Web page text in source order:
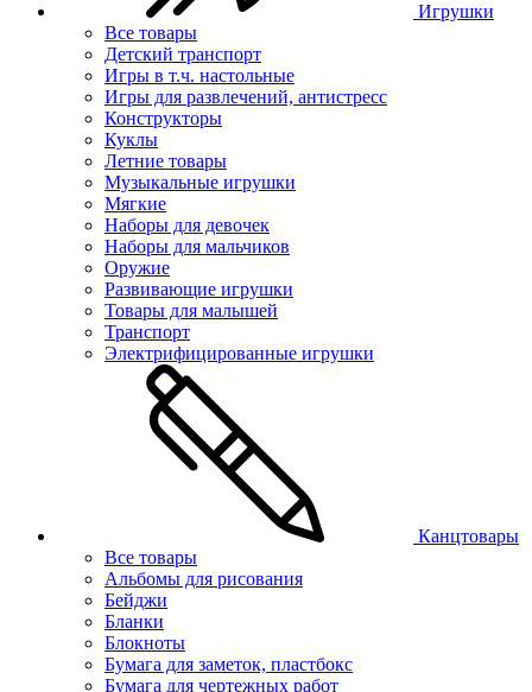
Игрушки
Все товары
Детский транспорт
Игры в т.ч. настольные
Игры для развлечений, антистресс
Конструкторы
Куклы
Летние товары
Музыкальные игрушки
Мягкие
Наборы для девочек
Наборы для мальчиков
Оружие
Развивающие игрушки
Товары для малышей
Транспорт
Электрифицированные игрушки
Канцтовары
Все товары
Альбомы для рисования
Бейджи
Бланки
Блокноты
Бумага для заметок, пластбокс
Бумага для чертежных работ